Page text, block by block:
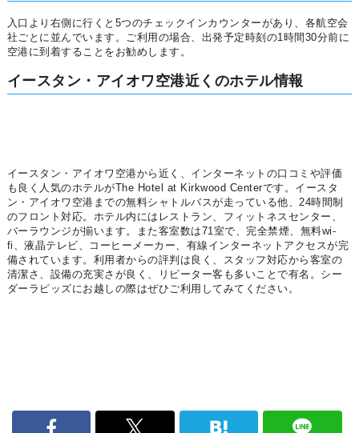
入口より右側に行くと5つのチェックインカウンターがあり、各航空会
社ごとに並んでいます。ご利用の場合、出発予定時刻の1時間30分前に
空港に到着することをお勧めします。
イースタン・アイオワ空港近くのホテル情報
イースタン・アイオワ空港から近く、インターネットの口コミや評価
も良く人気のホテルがThe Hotel at Kirkwood Centerです。イースタ
ン・アイオワ空港までの無料シャトルバスが走っている他、24時間制
のフロント対応。ホテル内にはレストラン、フィットネスセンター、
バーラウンジが揃います。また客室数は71室で、完全禁煙、無料wi-
fi、液晶テレビ、コーヒーメーカー、有線インターネットアクセスが完
備されています。利用者からの評判は良く、スタッフ対応から客室の
清潔さ、設備の充実さが良く、リピーター客も多いことで有名。シー
ダーラピッズにお越しの際はぜひご利用してみてください。